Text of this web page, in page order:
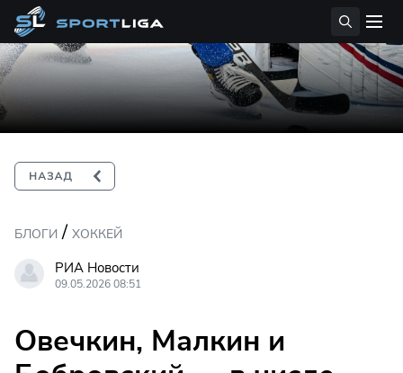
БЛОГИ / ХОККЕЙ
РИА Новости
09.05.2026 08:51
Овечкин, Малкин и